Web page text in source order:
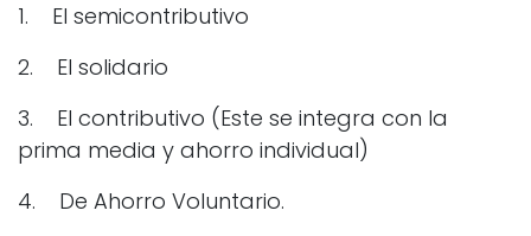
1. El semicontributivo
2. El solidario
3. El contributivo (Este se integra con la
prima media y ahorro individual)
4. De Ahorro Voluntario.